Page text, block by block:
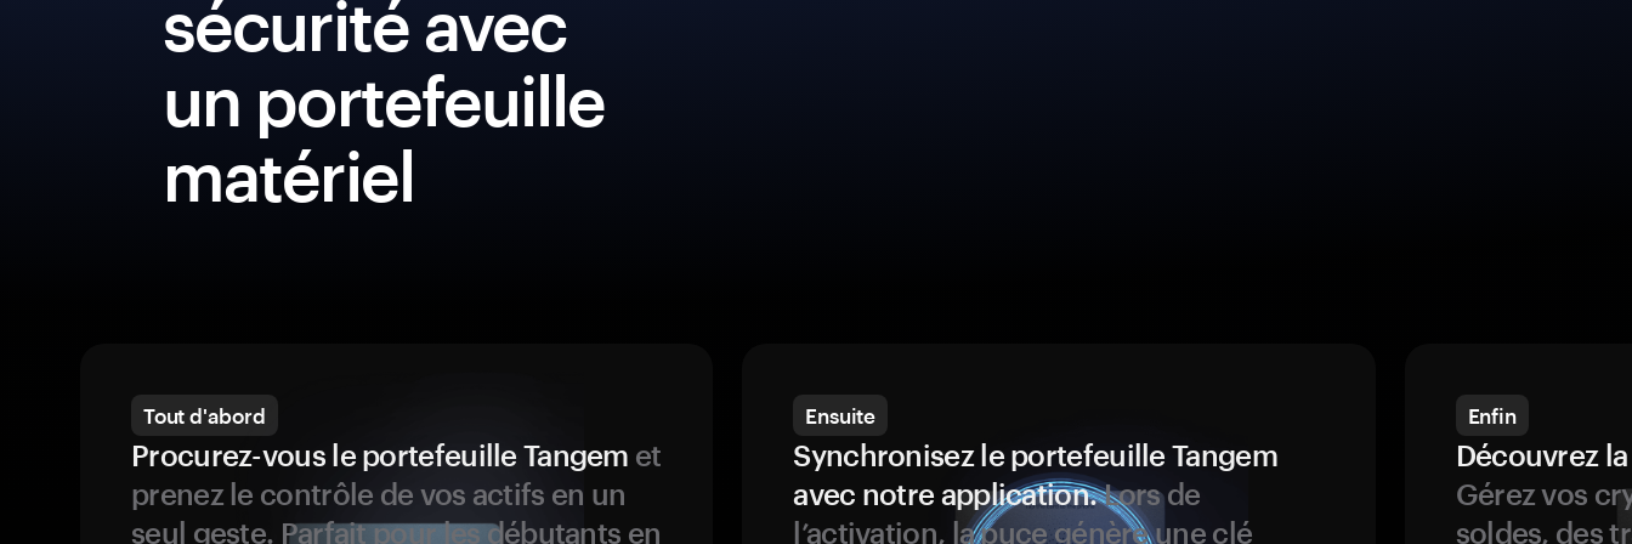
sécurité avec
un portefeuille
matériel
Tout d'abord
Procurez-vous le portefeuille Tangem et
prenez le contrôle de vos actifs en un
seul geste. Parfait pour les débutants en
Ensuite
Synchronisez le portefeuille Tangem
avec notre application.Lors de
l’activation, la puce génère une clé
Enfin
Découvrez
Gérez vos
soldes, des